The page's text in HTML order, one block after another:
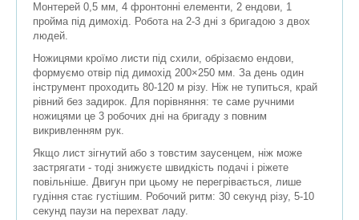
Монтерей 0,5 мм, 4 фронтонні елементи, 2 ендови, 1
пройма під димохід. Робота на 2-3 дні з бригадою з двох
людей.
Ножицями кроїмо листи під схили, обрізаємо ендови,
формуємо отвір під димохід 200×250 мм. За день один
інструмент проходить 80-120 м різу. Ніж не тупиться, край
рівний без задирок. Для порівняння: те саме ручними
ножицями це 3 робочих дні на бригаду з повним
викривленням рук.
Якщо лист зігнутий або з товстим заусенцем, ніж може
застрягати - тоді знижуєте швидкість подачі і ріжете
повільніше. Двигун при цьому не перегрівається, лише
гудіння стає густішим. Робочий ритм: 30 секунд різу, 5-10
секунд паузи на перехват ладу.